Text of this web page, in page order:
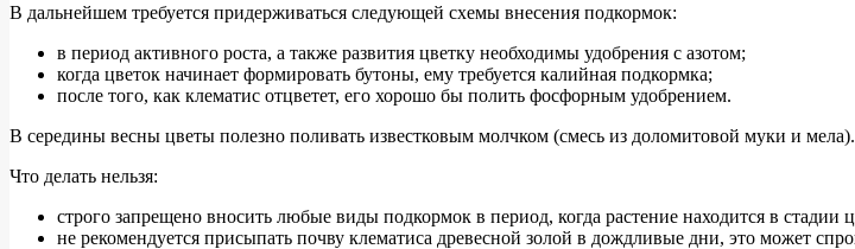
В дальнейшем требуется придерживаться следующей схемы внесения подкормок:
в период активного роста, а также развития цветку необходимы удобрения с азотом;
когда цветок начинает формировать бутоны, ему требуется калийная подкормка;
после того, как клематис отцветет, его хорошо бы полить фосфорным удобрением.
В середины весны цветы полезно поливать известковым молчком (смесь из доломитовой муки и мела).
Что делать нельзя:
строго запрещено вносить любые виды подкормок в период, когда растение находится в стадии
не рекомендуется присыпать почву клематиса древесной золой в дождливые дни, это может